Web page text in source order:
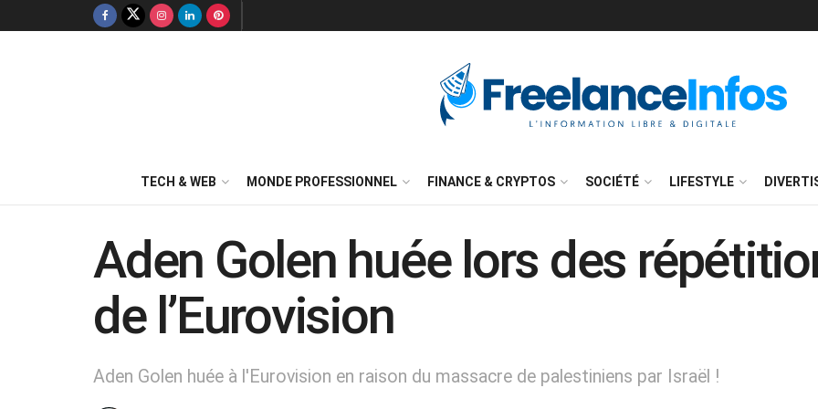
TECH & WEB MONDE PROFESSIONNEL FINANCE & CRYPTOS SOCIÉTÉ LIFESTYLE
Aden Golen huée lors des
de l’Eurovision
Aden Golen huée à l'Eurovision en raison du massacre de palestiniens par Israël !